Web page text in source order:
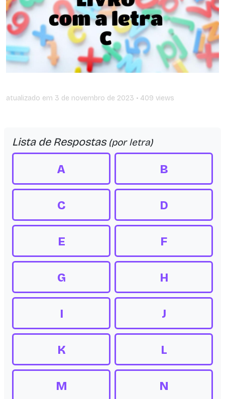
atualizado em 3 de novembro de 2023 • 409 views
Lista de Respostas (por letra)
A B
C D
E F
G H
I J
K L
M N